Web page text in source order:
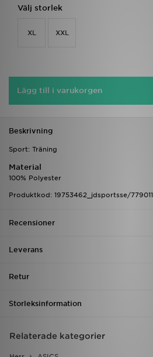
Välj storlek
XL XXL
Lägg till i varukorgen
Beskrivning
Sport: Träning
Material
100% Polyester
Produktkod: 19753462_jdsportsse/779011
Recensioner
Leverans
Retur
Storleksinformation
Relaterade kategorier